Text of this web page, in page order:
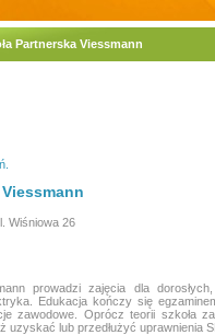
Partnerska Viessmann
Wiśniowa 26
prowadzi zajęcia dla
Edukacja kończy się
zawodowe. Oprócz teorii szkoła
uzyskać lub przedłużyć uprawnienia